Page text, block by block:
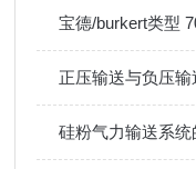
宝德/burkert类型
正压输送与负压
硅粉气力输送系统